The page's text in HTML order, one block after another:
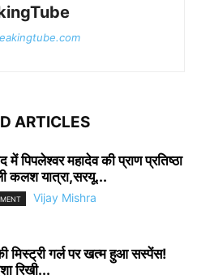
ARTICLES
में पिपलेश्वर महादेव की प्राण प्रतिष्ठा
कलश यात्रा,सरयू...
Vijay Mishra
मिस्ट्री गर्ल पर खत्म हुआ सस्पेंस!
रिखी...